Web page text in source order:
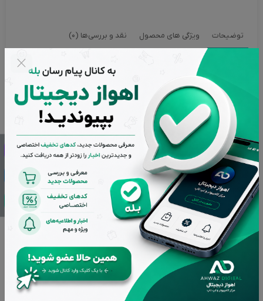
توضیحات ویژگی های محصول نقد و بررسی‌ها (0)
فلش مموری ریووکس مدل U-05 ظرفیت 32 گیگابایت
فلش مموری ریووکس مدل U-05 ظرفیت 32 گیگابایت با رابط
USB2.0 زیر مجموعه برند لوتوس در ایران با ظاهری زیبا و رنگ
بنفش، جهت ذخیره سازی و انتقال اطلاعات، دیتا ها، فیلم، بازی،
موسیقی و نرم افزار ها … دارد.
طراحی یک درب برای درگاه USB ، جهت جلوگیری از ورود گرد و غبار و
آب از دیگر ویژگی های این USB میباشد.
جنس لاستیکی با مقاومت بالا در برابر آب، گرد و غبار ،لرزش و دمای
عملیاتی 0 ~ 70 درجه سانتی گراد از دیگر مزیت های این فلش درایور
برند ریواکس است.